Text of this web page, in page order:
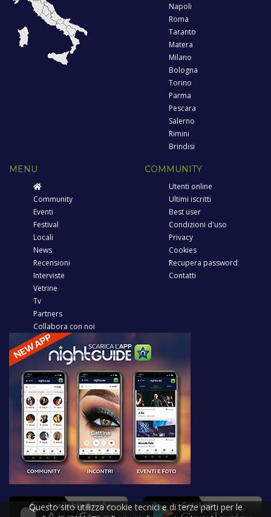
Napoli
Roma
Taranto
Matera
Milano
Bologna
Torino
Parma
Pescara
Salerno
Rimini
Brindisi
MENU
Community
Eventi
Festival
Locali
News
Recensioni
Interviste
Vetrine
Tv
Partners
Collabora con noi
COMMUNITY
Utenti online
Ultimi iscritti
Best user
Condizioni d'uso
Privacy
Cookies
Recupera password
Contatti
Questo sito utilizza cookie tecnici e di terze parti per le